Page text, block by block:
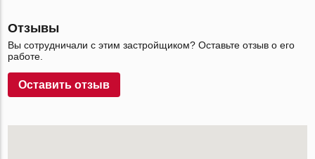
Отзывы
Вы сотрудничали с этим застройщиком? Оставьте отзыв о его
работе.
Оставить отзыв